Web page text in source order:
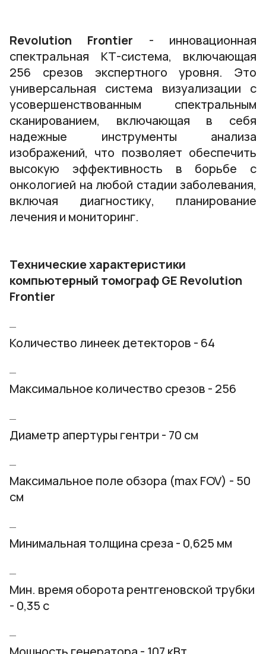
Revolution Frontier - инновационная
спектральная КТ-система, включающая
256 срезов экспертного уровня. Это
универсальная система визуализации с
усовершенствованным спектральным
сканированием, включающая в себя
надежные инструменты анализа
изображений, что позволяет обеспечить
высокую эффективность в борьбе с
онкологией на любой стадии заболевания,
включая диагностику, планирование
лечения и мониторинг.
Технические характеристики
компьютерный томограф GE Revolution
Frontier
Количество линеек детекторов - 64
Максимальное количество срезов - 256
Диаметр апертуры гентри - 70 см
Максимальное поле обзора (max FOV) - 50
см
Минимальная толщина среза - 0,625 мм
Мин. время оборота рентгеновской трубки
- 0,35 с